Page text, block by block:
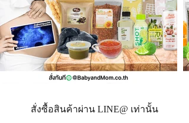
สั่งซื้อสินค้าผ่าน LINE@ เท่านั้น